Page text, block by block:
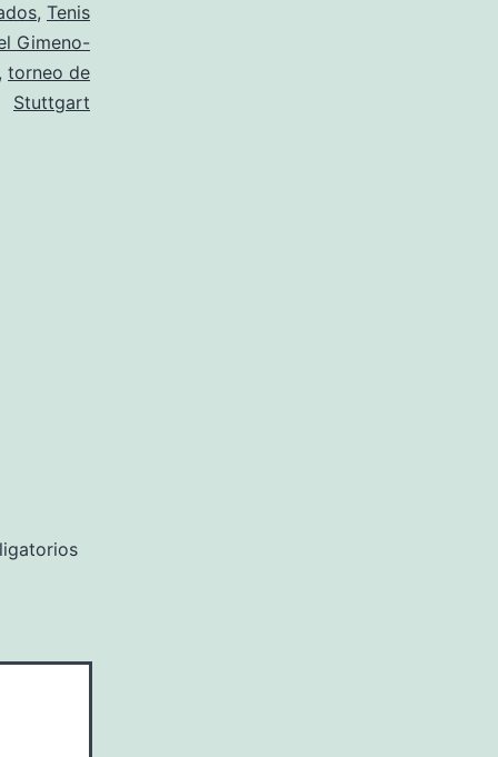
, Tenis
Gimeno-
torneo de
Stuttgart